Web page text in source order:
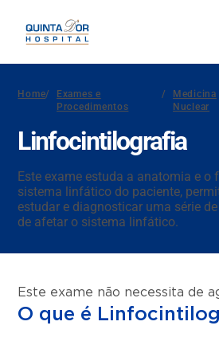
Home/
Exames e
Procedimentos
/
Medicina
Nuclear
Linfocintilografia
Este exame estuda a anatomia e o
sistema linfático do paciente,
estudar e diagnosticar uma série
de afetar o sistema linfático.
Este exame não necessita de
O que é